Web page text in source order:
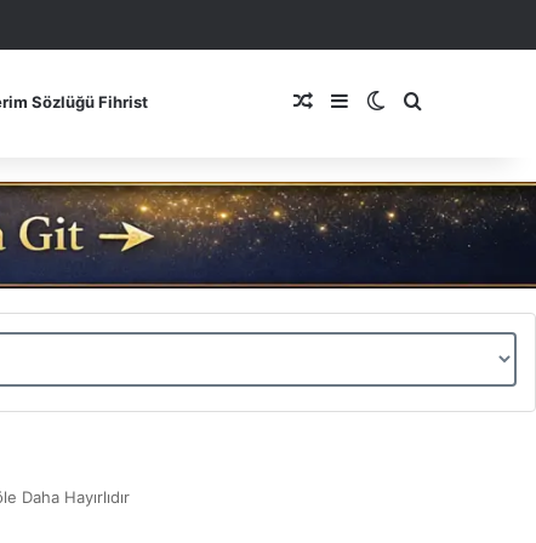
Sözlüğü Fihrist Rastgele Makale
Kenar Bölmesi
Dış görünümü
Arama yap
Daha Hayırlıdır